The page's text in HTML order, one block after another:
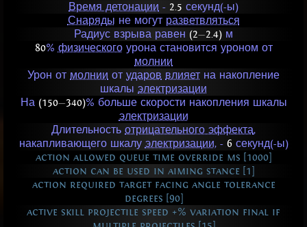
Время детонации - 2.5 секунд(-ы)
Снаряды не могут разветвляться
Радиус взрыва равен (2—2.4) м
80% физическогоурона становится уроном от
молнии
Урон от молнии от ударов влияет на накопление
шкалы электризации
На (150—340)% больше скорости накопления шкалы
электризации
Длительность отрицательного эффекта,
накапливающего шкалу электризации, - 6секунд(-ы)
action allowed queue time override ms [1000]
action can be used in aiming stance [1]
action required target facing angle tolerance
degrees [90]
active skill projectile speed +% variation final if